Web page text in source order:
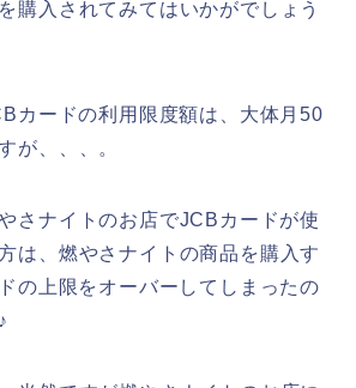
購入されてみてはいかがでしょう
カードの利用限度額は、大体月50
が、、、。
さナイトのお店でJCBカードが使
は、燃やさナイトの商品を購入す
の上限をオーバーしてしまったの